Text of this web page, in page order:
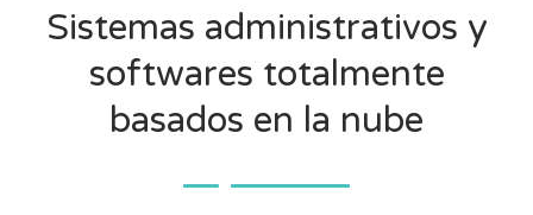
Sistemas administrativos y
softwares totalmente
basados en la nube